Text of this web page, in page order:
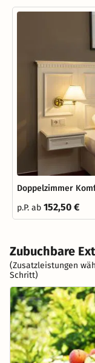
Doppelzimmer
p.P. ab 152,50 €
Zubuchbare
(Zusatzleistungen
Schritt)